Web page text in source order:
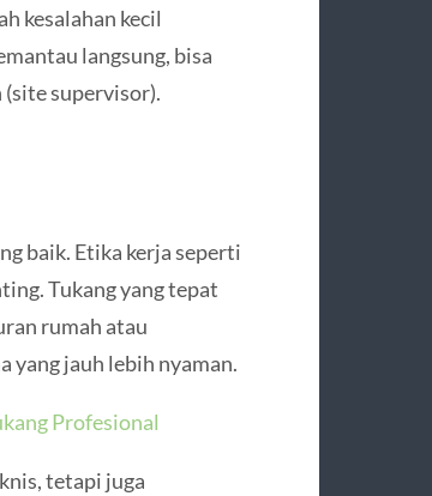
kesalahan kecil
langsung, bisa
(site supervisor).
baik. Etika kerja seperti
Tukang yang tepat
rumah atau
yang jauh lebih nyaman.
Profesional
tetapi juga